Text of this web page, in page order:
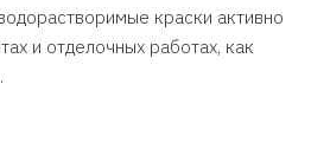
краски активно
и отделочных работах, как